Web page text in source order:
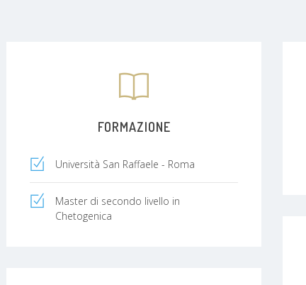
FORMAZIONE
Università San Raffaele - Roma
Master di secondo livello in
Chetogenica